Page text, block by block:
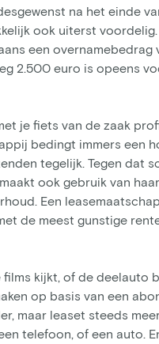
na het einde
ook uiterst
een
2.500 euro is opeens
je fiets van de zaak
bedingt immers een
tegelijk. Tegen dat
ook gebruik van
Een
de meest gunstige
kijkt, of de deelauto
op basis van een
maar leaset steeds
telefoon, of een auto.